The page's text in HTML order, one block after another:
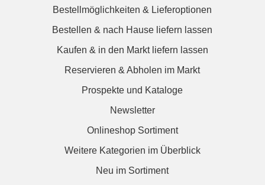
Bestellmöglichkeiten & Lieferoptionen
Bestellen & nach Hause liefern lassen
Kaufen & in den Markt liefern lassen
Reservieren & Abholen im Markt
Prospekte und Kataloge
Newsletter
Onlineshop Sortiment
Weitere Kategorien im Überblick
Neu im Sortiment